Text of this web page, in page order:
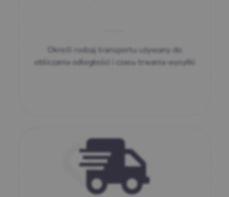
Określ rodzaj transportu używany do
obliczania odległości i czasu trwania wysyłki